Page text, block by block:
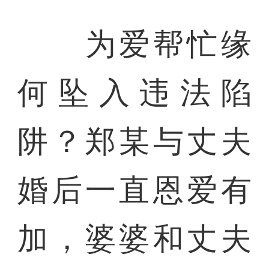
为爱帮忙缘
何坠入违法陷
阱？郑某与丈夫
婚后一直恩爱有
加，婆婆和丈夫